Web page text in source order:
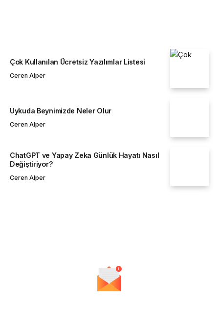
Çok Kullanılan Ücretsiz Yazılımlar Listesi
Ceren Alper
Uykuda Beynimizde Neler Olur
Ceren Alper
ChatGPT ve Yapay Zeka Günlük Hayatı Nasıl
Değiştiriyor?
Ceren Alper